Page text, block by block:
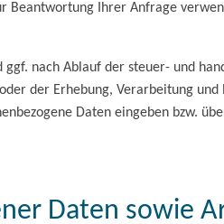
Ihrer Anfrage
nach Ablauf der steuer- und
der Erhebung, Verarbeitung
Daten eingeben bzw.